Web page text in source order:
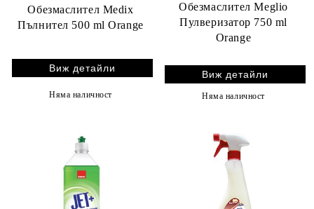
Обезмаслител Medix
Пълнител 500 ml Orange
Виж детайли
Няма наличност
Обезмаслител Meglio
Пулверизатор 750 ml
Orange
Виж детайли
Няма наличност